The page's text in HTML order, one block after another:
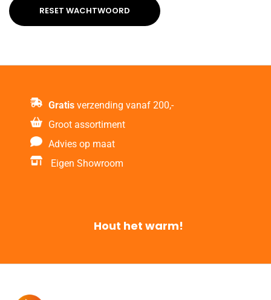
RESET WACHTWOORD
Gratis verzending vanaf 200,-
Groot assortiment
Advies op maat
Eigen Showroom
Hout het warm!